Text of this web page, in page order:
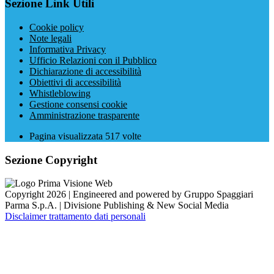
Sezione Link Utili
Cookie policy
Note legali
Informativa Privacy
Ufficio Relazioni con il Pubblico
Dichiarazione di accessibilità
Obiettivi di accessibilità
Whistleblowing
Gestione consensi cookie
Amministrazione trasparente
Pagina visualizzata 517 volte
Sezione Copyright
Copyright 2026 | Engineered and powered by Gruppo Spaggiari
Parma S.p.A. | Divisione Publishing & New Social Media
Disclaimer trattamento dati personali